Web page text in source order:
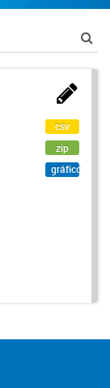
csv
zip
gráfico